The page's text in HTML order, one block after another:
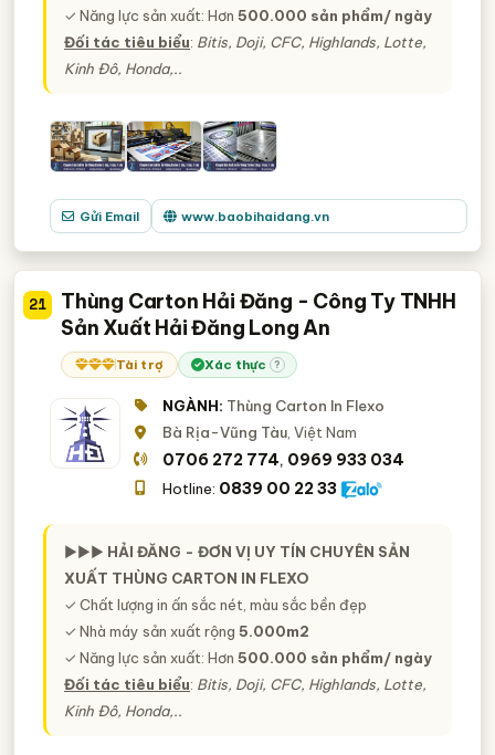
✓ Năng lực sản xuất: Hơn 500.000 sản phẩm/ ngày
Đối tác tiêu biểu: Bitis, Doji, CFC, Highlands, Lotte,
Kinh Đô, Honda,..
Gửi Email www.baobihaidang.vn
21
Thùng Carton Hải Đăng - Công Ty TNHH
Sản Xuất Hải Đăng Long An
Tài trợ Xác thực ?
NGÀNH: Thùng Carton In Flexo
Bà Rịa-Vũng Tàu , Việt Nam
0706 272 774, 0969 933 034
Hotline: 0839 00 22 33
►►► HẢI ĐĂNG - ĐƠN VỊ UY TÍN CHUYÊN SẢN
XUẤT THÙNG CARTON IN FLEXO
✓ Chất lượng in ấn sắc nét, màu sắc bền đẹp
✓ Nhà máy sản xuất rộng 5.000m2
✓ Năng lực sản xuất: Hơn 500.000 sản phẩm/ ngày
Đối tác tiêu biểu: Bitis, Doji, CFC, Highlands, Lotte,
Kinh Đô, Honda,..